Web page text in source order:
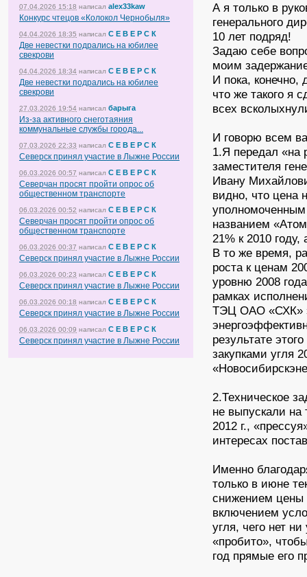
07.04.2026 15:18 написал alex33kaw
Конкурс чтецов «Колокол Чернобыля»
04.04.2026 18:35 написал С Е В Е Р С К
Две невестки подрались на юбилее
свекрови
04.04.2026 18:34 написал С Е В Е Р С К
Две невестки подрались на юбилее
свекрови
27.03.2026 19:54 написал барыга
Из-за активного снеготаяния
коммунальные службы города...
07.03.2026 22:33 написал С Е В Е Р С К
Северск принял участие в Лыжне России
06.03.2026 00:57 написал С Е В Е Р С К
Северчан просят пройти опрос об
общественном транспорте
06.03.2026 00:52 написал С Е В Е Р С К
Северчан просят пройти опрос об
общественном транспорте
06.03.2026 00:37 написал С Е В Е Р С К
Северск принял участие в Лыжне России
06.03.2026 00:23 написал С Е В Е Р С К
Северск принял участие в Лыжне России
06.03.2026 00:18 написал С Е В Е Р С К
Северск принял участие в Лыжне России
06.03.2026 00:09 написал С Е В Е Р С К
Северск принял участие в Лыжне России
А я только в
генерального
10 лет подряд!
Задаю себе
моим
И пока, конечно,
что же такого я
всех
И говорю всем
1.Я передал «на
заместителя
Ивану
видно, что цена
уполномоченным
названием
21% к 2010
В то же время,
роста к ценам
уровню 2008
рамках
ТЭЦ ОАО «СХК»
результате
закупками угля
2.Техническое
не выпускали на
2012 г.,
интересах
Именно
только в июне
снижением цены
включением
угля, чего нет
«пробито»,
год прямые его